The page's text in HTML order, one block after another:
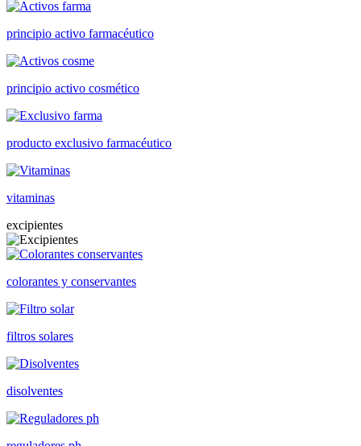
principio activo farmacéutico
principio activo cosmético
producto exclusivo farmacéutico
vitaminas
excipientes
colorantes y conservantes
filtros solares
disolventes